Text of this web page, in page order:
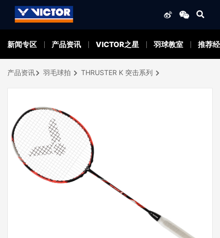
新闻专区 产品资讯 VICTOR之星 羽球教室 推荐
产品资讯 羽毛球拍 THRUSTER K 突击系列